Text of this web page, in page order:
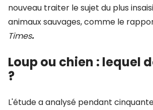
nouveau traiter le sujet du plus
animaux sauvages, comme le
Times.
Loup ou chien : lequel
?
L'étude a analysé pendant